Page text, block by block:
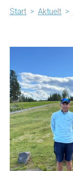
Start > Aktuelt >